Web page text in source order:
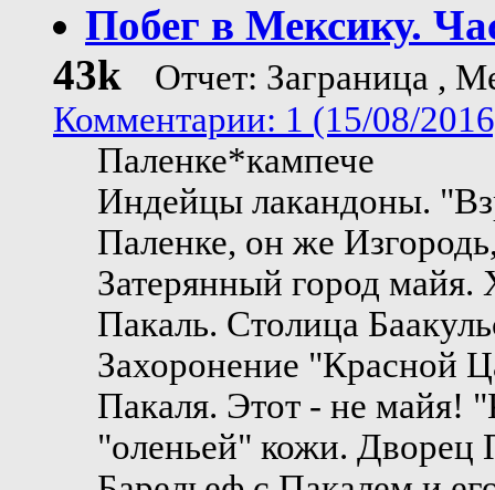
Побег в Мексику.
43k
Отчет: Заграница ,
Комментарии: 1 (15/08/
Паленке*кампече
Индейцы лакандоны.
Паленке, он же
Затерянный город
Пакаль. Столица
Захоронение "Красной
Пакаля. Этот - не майя!
"оленьей" кожи. Дворец